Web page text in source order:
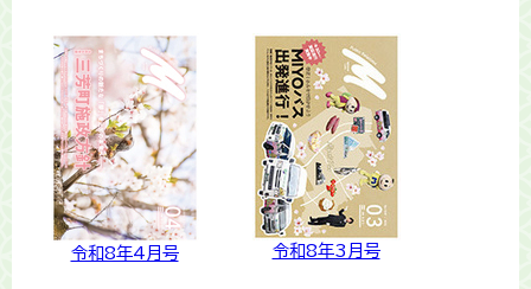
令和8年4月号 令和8年3月号